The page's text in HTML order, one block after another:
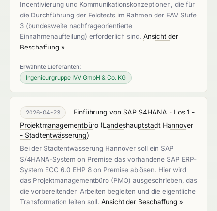
Incentivierung und Kommunikationskonzeptionen, die für
die Durchführung der Feldtests im Rahmen der EAV Stufe
3 (bundesweite nachfrageorientierte
Einnahmenaufteilung) erforderlich sind. Ansicht der
Beschaffung »
Erwähnte Lieferanten:
Ingenieurgruppe IVV GmbH & Co. KG
2026-04-23
Einführung von SAP S4HANA - Los 1 -
Projektmanagementbüro (Landeshauptstadt Hannover
- Stadtentwässerung)
Bei der Stadtentwässerung Hannover soll ein SAP
S/4HANA-System on Premise das vorhandene SAP ERP-
System ECC 6.0 EHP 8 on Premise ablösen. Hier wird
das Projektmanagementbüro (PMO) ausgeschrieben, das
die vorbereitenden Arbeiten begleiten und die eigentliche
Transformation leiten soll. Ansicht der Beschaffung »